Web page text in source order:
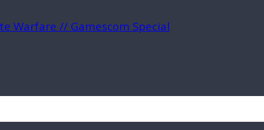
Warfare // Gamescom Special